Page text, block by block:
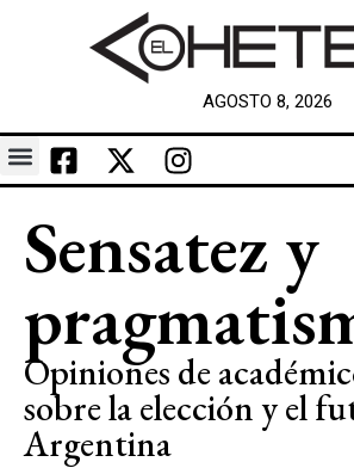
AGOSTO 8, 2026
Sensatez y
Opiniones de
sobre la elección y el
Argentina